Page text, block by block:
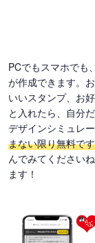
PCでもスマホでも
が作成できます。
いいスタンプ、お
と入れたら、自分
デザインシミュレ
まない限り無料で
んでみてください
ます！